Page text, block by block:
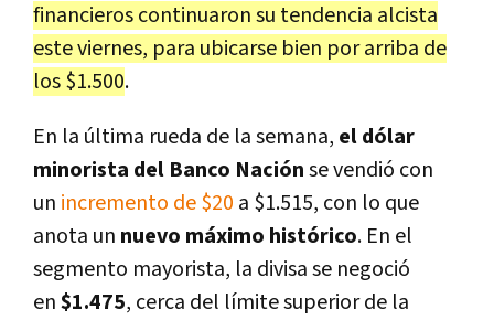
financieros continuaron su tendencia alcista
este viernes, para ubicarse bien por arriba de
los $1.500.
En la última rueda de la semana, el dólar
minorista del Banco Naciónse vendió con
un incremento de $20 a $1.515, con lo que
anota un nuevo máximo histórico. En el
segmento mayorista, la divisa se negoció
en$1.475, cerca del límite superior de la